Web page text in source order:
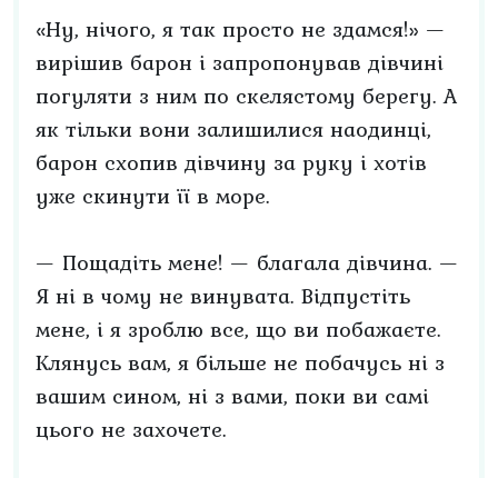
«Ну, нічого, я так просто не здамся!» —
вирішив барон і запропонував дівчині
погуляти з ним по скелястому берегу. А
як тільки вони залишилися наодинці,
барон схопив дівчину за руку і хотів
уже скинути її в море.
— Пощадіть мене! — благала дівчина. —
Я ні в чому не винувата. Відпустіть
мене, і я зроблю все, що ви побажаєте.
Клянусь вам, я більше не побачусь ні з
вашим сином, ні з вами, поки ви самі
цього не захочете.